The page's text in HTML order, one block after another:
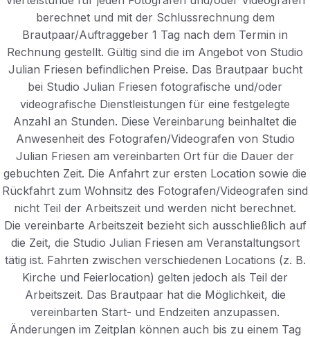
berechnet und mit der Schlussrechnung dem
Brautpaar/Auftraggeber 1 Tag nach dem Termin in
Rechnung gestellt. Gültig sind die im Angebot von Studio
Julian Friesen befindlichen Preise. Das Brautpaar bucht
bei Studio Julian Friesen fotografische und/oder
videografische Dienstleistungen für eine festgelegte
Anzahl an Stunden. Diese Vereinbarung beinhaltet die
Anwesenheit des Fotografen/Videografen von Studio
Julian Friesen am vereinbarten Ort für die Dauer der
gebuchten Zeit. Die Anfahrt zur ersten Location sowie die
Rückfahrt zum Wohnsitz des Fotografen/Videografen sind
nicht Teil der Arbeitszeit und werden nicht berechnet.
Die vereinbarte Arbeitszeit bezieht sich ausschließlich auf
die Zeit, die Studio Julian Friesen am Veranstaltungsort
tätig ist. Fahrten zwischen verschiedenen Locations (z. B.
Kirche und Feierlocation) gelten jedoch als Teil der
Arbeitszeit. Das Brautpaar hat die Möglichkeit, die
vereinbarten Start- und Endzeiten anzupassen.
Änderungen im Zeitplan können auch bis zu einem Tag